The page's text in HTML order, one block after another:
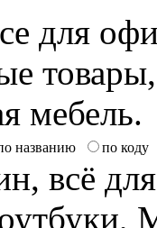
для
мебель.
названию по коду
всё